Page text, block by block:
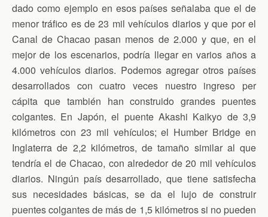
l
y
dado como ejemplo en esos países señalaba que el de
menor tráfico es de 23 mil vehículos diarios y que por el
Canal de Chacao pasan menos de 2.000 y que, en el
mejor de los escenarios, podría llegar en varios años a
4.000 vehículos diarios. Podemos agregar otros países
desarrollados con cuatro veces nuestro ingreso per
cápita que también han construido grandes puentes
colgantes. En Japón, el puente Akashi Kaikyo de 3,9
kilómetros con 23 mil vehículos; el Humber Bridge en
Inglaterra de 2,2 kilómetros, de tamaño similar al que
tendría el de Chacao, con alrededor de 20 mil vehículos
diarios. Ningún país desarrollado, que tiene satisfecha
sus necesidades básicas, se da el lujo de construir
puentes colgantes de más de 1,5 kilómetros si no pueden